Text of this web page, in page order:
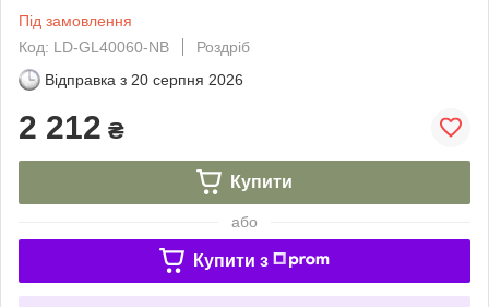
Під замовлення
Код: LD-GL40060-NB
Роздріб
Відправка з 20 серпня 2026
2 212 ₴
Купити
або
Купити з